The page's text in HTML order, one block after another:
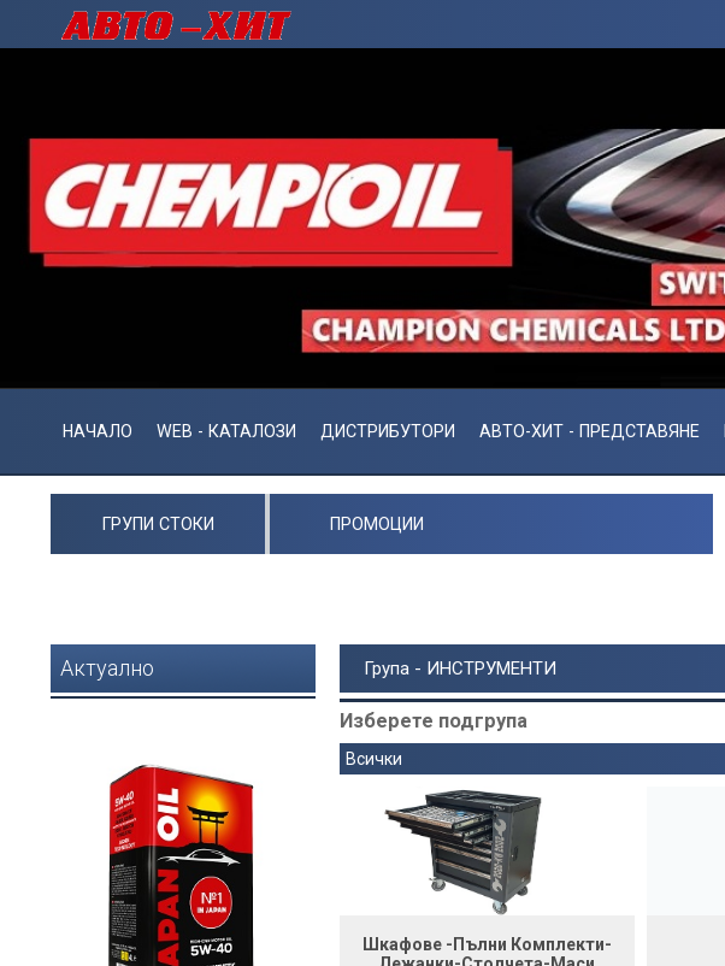
НАЧАЛО WEB - КАТАЛОЗИ ДИСТРИБУТОРИ АВТО-ХИТ - ПРЕДСТАВЯНЕ
ГРУПИ СТОКИ ПРОМОЦИИ
Актуално Група - ИНСТРУМЕНТИ
Изберете подгрупа
Всички
Шкафове -Пълни Комплекти-